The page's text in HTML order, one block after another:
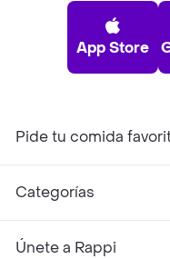
App Store
Pide tu comida
Categorías
Únete a Rappi